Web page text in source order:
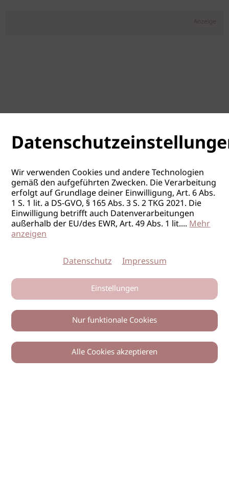
Anzeige
0
Wir verwenden Cookies und andere Technologien
gemäß den aufgeführten Zwecken. Die Verarbeitung
erfolgt auf Grundlage deiner Einwilligung, Art. 6 Abs.
1 S. 1 lit. a DS-GVO, § 165 Abs. 3 S. 2 TKG 2021. Die
Einwilligung betrifft auch Datenverarbeitungen
außerhalb der EU/des EWR, Art. 49 Abs. 1 lit....Mehr
anzeigen
Datenschutz Impressum
Einstellungen
Nur funktionale Cookies
Alle Cookies akzeptieren